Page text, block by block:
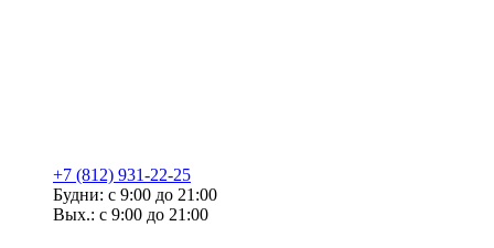
+7 (812) 931-22-25
Будни: с 9:00 до 21:00
Вых.: с 9:00 до 21:00